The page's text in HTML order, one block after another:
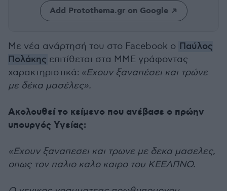
Add Protothema.gr on Google
Με νέα ανάρτησή του στο Facebook ο Παύλος
Πολάκης επιτίθεται στα ΜΜΕ γράφοντας
χαρακτηριστικά: «Exουν ξαναπέσει και τρώνε
με δέκα μασέλες».
Ακολουθεί το κείμενο που ανέβασε ο πρώην
υπουργός Υγείας:
«Exουν ξαναπεσει και τρωνε με δεκα μασελες,
οπως τον παλιο καλο καιρο του ΚΕΕΛΠΝΟ.